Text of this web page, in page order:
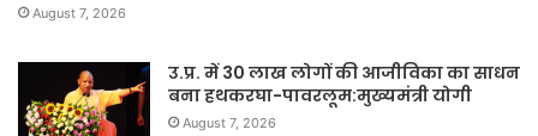
August 7, 2026
उ.प्र. में 30 लाख लोगों की आजीविका का साधन
बना हथकरघा-पावरलूम:मुख्यमंत्री योगी
August 7, 2026